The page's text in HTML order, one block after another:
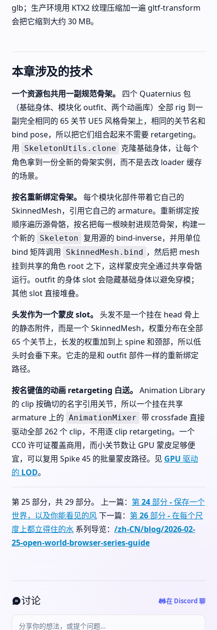
glb；生产环境用 KTX2 纹理压缩加一遍 gltf-transform
会把它缩到大约 30 MB。
本章涉及的技术
一个资源包共用一副规范骨架。
四个 Quaternius 包
（基础身体、模块化 outfit、两个动画库）全部 rig 到一
副完全相同的 65 关节 UE5 风格骨架上，相同的关节名和
bind pose，所以把它们组合起来不需要 retargeting。
用
SkeletonUtils.clone
克隆基础身体，让每个
角色拿到一份全新的骨架实例，而不是去改 loader 缓存
的场景。
按名重新绑定骨架。 每个模块化部件带着它自己的
SkinnedMesh，引用它自己的 armature。重新绑定按
顺序遍历源骨骼，按名把每一根映射进规范骨架，构建一
个新的
Skeleton
复用源的 bind-inverse，并用单位
bind 矩阵调用
SkinnedMesh.bind ，然后把 mesh
挂到共享的角色 root 之下，这样蒙皮完全通过共享骨骼
运行。outfit 的身体 slot 会隐藏基础身体以避免穿模；
其他 slot 直接堆叠。
头发作为一个蒙皮 slot。
头发不是一个挂在 head 骨上
的静态附件，而是一个 SkinnedMesh，权重分布在全部
65 个关节上，长发的权重加到上 spine 和颈部，所以低
头时会垂下来。它走的是和 outfit 部件一样的重新绑定
路径。
按名键值的动画 retargeting 白送。 Animation Library
的 clip 按确切的名字引用关节，所以一个挂在共享
armature 上的 AnimationMixer 带 crossfade 直接
驱动全部 262 个 clip，不用逐 clip retargeting。一个
CC0 许可证覆盖商用，而小关节数让 GPU 蒙皮足够便
宜，可以复用 Spike 45 的批量蒙皮路径。见 GPU 驱动
的 LOD。
第 25 部分，共 29 部分。 上一篇： 第 24 部分 - 保存一个
世界，以及你能看见的风下一篇： 第 26 部分 - 在每个尺
度上都立得住的水 系列导览： /zh-CN/blog/2026-02-
25-open-world-browser-series-guide
讨论 在 Discord 聊